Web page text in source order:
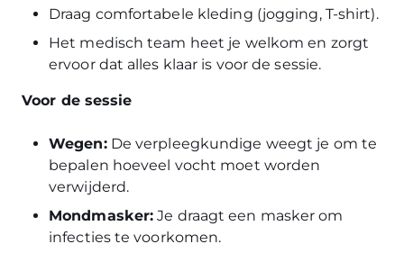
Draag comfortabele kleding (jogging, T-shirt).
Het medisch team heet je welkom en zorgt
ervoor dat alles klaar is voor de sessie.
Voor de sessie
Wegen:De verpleegkundige weegt je om te
bepalen hoeveel vocht moet worden
verwijderd.
Mondmasker: Je draagt een masker om
infecties te voorkomen.